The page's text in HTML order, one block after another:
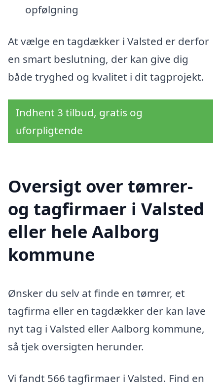
opfølgning
At vælge en tagdækker i Valsted er derfor
en smart beslutning, der kan give dig
både tryghed og kvalitet i dit tagprojekt.
Indhent 3 tilbud, gratis og
uforpligtende
Oversigt over tømrer-
og tagfirmaer i Valsted
eller hele Aalborg
kommune
Ønsker du selv at finde en tømrer, et
tagfirma eller en tagdækker der kan lave
nyt tag i Valsted eller Aalborg kommune,
så tjek oversigten herunder.
Vi fandt 566 tagfirmaer i Valsted. Find en